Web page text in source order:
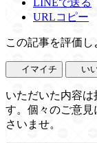
LINEで送る
URLコピー
この記事を評価し
イマイチ い
いただいた内容
す。個々のご意
さいませ。